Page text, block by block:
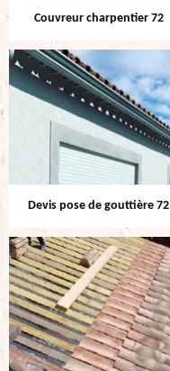
Couvreur charpentier 72
Devis pose de gouttière 72